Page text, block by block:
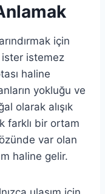
için
ister istemez
haline
yokluğu ve
olarak alışık
farklı bir ortam
var olan
haline gelir.